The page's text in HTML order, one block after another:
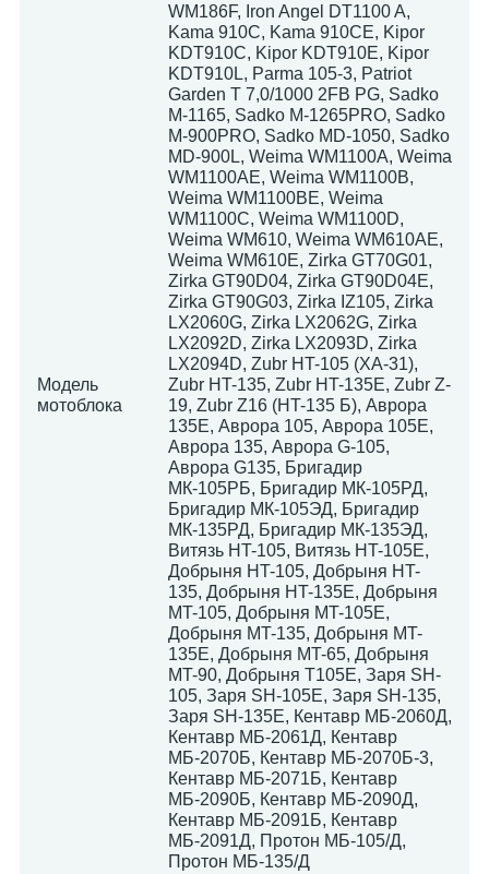
Модель
мотоблока
WM186F, Iron Angel DT1100 A,
Kama 910C, Kama 910CE, Kipor
KDT910C, Kipor KDT910E, Kipor
KDT910L, Parma 105-3, Patriot
Garden T 7,0/1000 2FB PG, Sadko
M-1165, Sadko M-1265PRO, Sadko
M-900PRO, Sadko MD-1050, Sadko
MD-900L, Weima WM1100A, Weima
WM1100AE, Weima WM1100B,
Weima WM1100BE, Weima
WM1100C, Weima WM1100D,
Weima WM610, Weima WM610AE,
Weima WM610E, Zirka GT70G01,
Zirka GT90D04, Zirka GT90D04E,
Zirka GT90G03, Zirka IZ105, Zirka
LX2060G, Zirka LX2062G, Zirka
LX2092D, Zirka LX2093D, Zirka
LX2094D, Zubr HT-105 (XA-31),
Zubr HT-135, Zubr HT-135E, Zubr Z-
19, Zubr Z16 (HT-135 Б), Аврора
135E, Аврора 105, Аврора 105E,
Аврора 135, Аврора G-105,
Аврора G135, Бригадир
МК-105РБ, Бригадир МК-105РД,
Бригадир МК-105ЭД, Бригадир
МК-135РД, Бригадир МК-135ЭД,
Витязь HT-105, Витязь HT-105E,
Добрыня HT-105, Добрыня HT-
135, Добрыня HT-135E, Добрыня
MT-105, Добрыня MT-105E,
Добрыня MT-135, Добрыня MT-
135E, Добрыня MT-65, Добрыня
MT-90, Добрыня T105E, Заря SH-
105, Заря SH-105E, Заря SH-135,
Заря SH-135E, Кентавр МБ-2060Д,
Кентавр МБ-2061Д, Кентавр
МБ-2070Б, Кентавр МБ-2070Б-3,
Кентавр МБ-2071Б, Кентавр
МБ-2090Б, Кентавр МБ-2090Д,
Кентавр МБ-2091Б, Кентавр
МБ-2091Д, Протон МБ-105/Д,
Протон МБ-135/Д